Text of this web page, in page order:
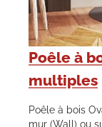
Poêle à
multiples
Poêle à bois
mur (Wall) ou